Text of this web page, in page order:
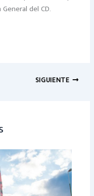
del CD.
SIGUIENTE